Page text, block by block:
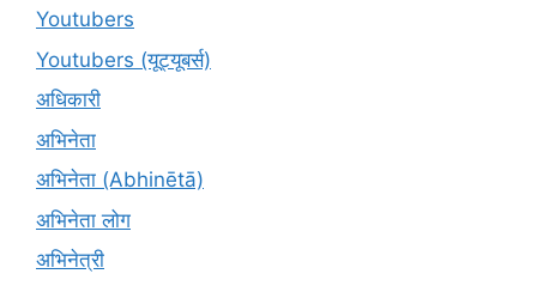
Youtubers
Youtubers (यूट्यूबर्स)
अधिकारी
अभिनेता
अभिनेता (Abhinētā)
अभिनेता लोग
अभिनेत्री